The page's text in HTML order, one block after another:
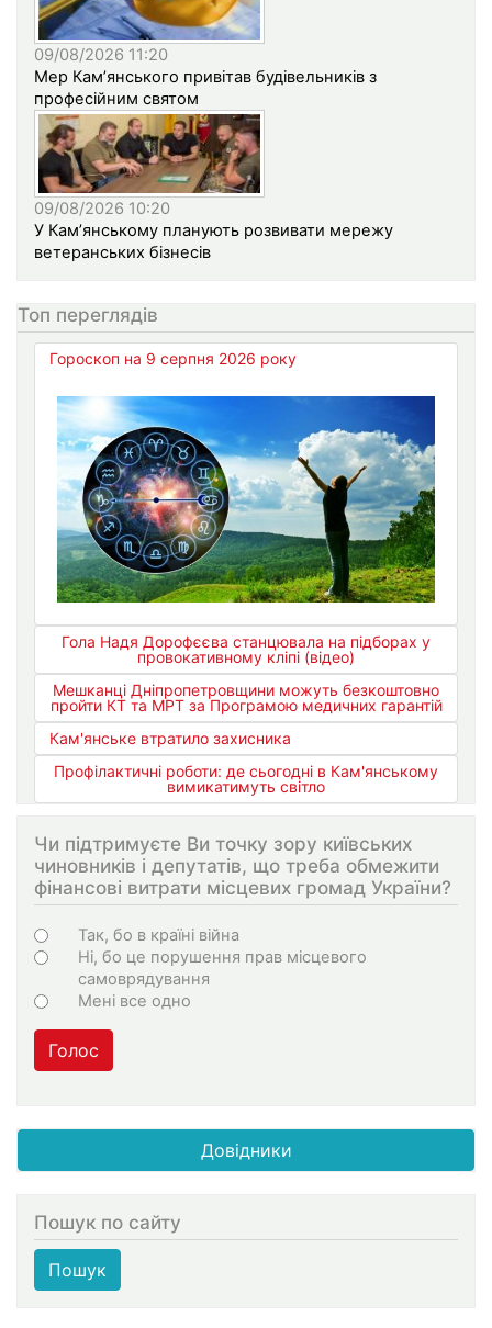
09/08/2026 11:20
Мер Кам’янського привітав будівельників з
професійним святом
09/08/2026 10:20
У Кам’янському планують розвивати мережу
ветеранських бізнесів
Топ переглядів
Гороскоп на 9 серпня 2026 року
Гола Надя Дорофєєва станцювала на підборах у
провокативному кліпі (відео)
Мешканці Дніпропетровщини можуть безкоштовно
пройти КТ та МРТ за Програмою медичних гарантій
Кам'янське втратило захисника
Профілактичні роботи: де сьогодні в Кам'янському
вимикатимуть світло
Чи підтримуєте Ви точку зору київських
чиновників і депутатів, що треба обмежити
фінансові витрати місцевих громад України?
Варіанти
Так, бо в країні війна
Ні, бо це порушення прав місцевого
самоврядування
Мені все одно
Голос
Довідники
Пошук по сайту
Пошук